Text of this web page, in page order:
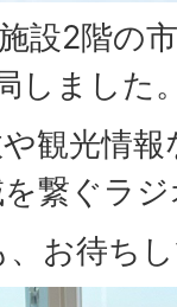
設2階の
しました
観光情
繋ぐラ
お待ち